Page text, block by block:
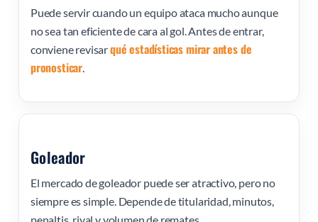
Puede servir cuando un equipo ataca mucho aunque
no sea tan eficiente de cara al gol. Antes de entrar,
conviene revisarqué estadísticas mirar antes de
pronosticar.
Goleador
El mercado de goleador puede ser atractivo, pero no
siempre es simple. Depende de titularidad, minutos,